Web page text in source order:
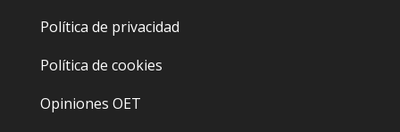
Política de privacidad
Política de cookies
Opiniones OET